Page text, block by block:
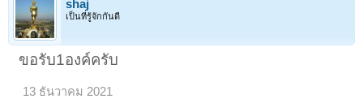
shaj
เป็นที่รู้จักกันดี
ขอรับ1องค์ครับ
13 ธันวาคม 2021